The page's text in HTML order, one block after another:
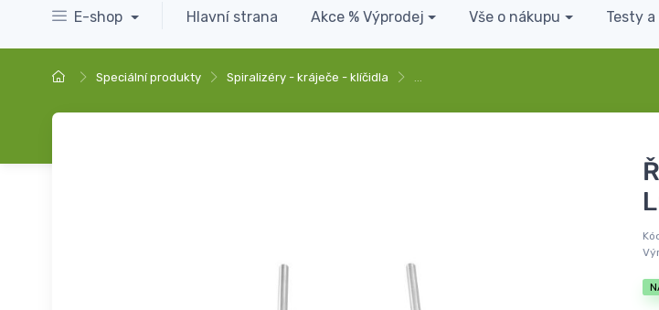
E-shop Hlavní strana Akce % Výprodej Vše o nákupu Testy
Speciální produkty Spiralizéry - kráječe - klíčidla